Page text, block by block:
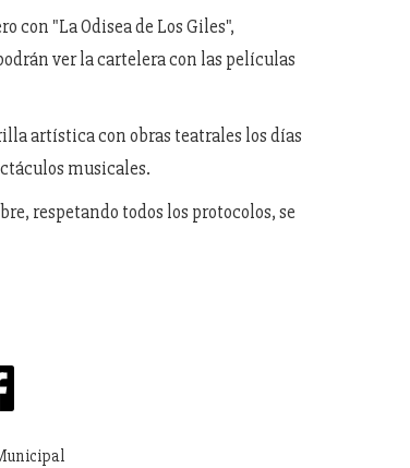
con "La Odisea de Los Giles",
ver la cartelera con las películas
artística con obras teatrales los días
musicales.
respetando todos los protocolos, se